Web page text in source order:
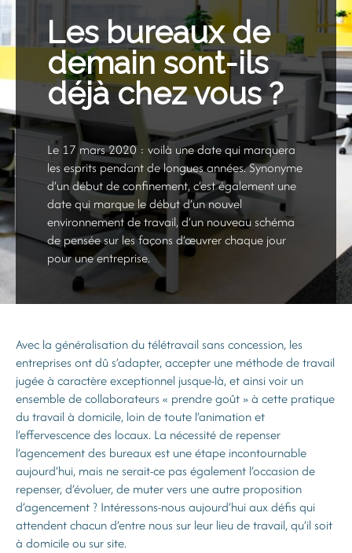
Les bureaux de
demain sont-ils
déjà chez vous ?
Le 17 mars 2020 : voilà une date qui marquera
les esprits pendant de longues années. Synonyme
d’un début de confinement, c’est également une
date qui marque le début d’un nouvel
environnement de travail, d’un nouveau schéma
de pensée sur les façons d’œuvrer chaque jour
pour une entreprise.
Avec la généralisation du télétravail sans concession, les
entreprises ont dû s’adapter, accepter une méthode de travail
jugée à caractère exceptionnel jusque-là, et ainsi voir un
ensemble de collaborateurs « prendre goût » à cette pratique
du travail à domicile, loin de toute l’animation et
l’effervescence des locaux. La nécessité de repenser
l’agencement des bureaux est une étape incontournable
aujourd’hui, mais ne serait-ce pas également l’occasion de
repenser, d’évoluer, de muter vers une autre proposition
d’agencement ? Intéressons-nous aujourd’hui aux défis qui
attendent chacun d’entre nous sur leur lieu de travail, qu’il soit
à domicile ou sur site.